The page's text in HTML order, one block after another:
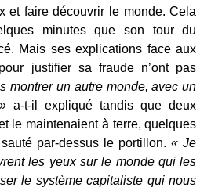
et faire découvrir le monde. Cela
minutes que son tour du
Mais ses explications face aux
justifier sa fraude n’ont pas
montrer un autre monde, avec un
a-t-il expliqué tandis que deux
le maintenaient à terre, quelques
par-dessus le portillon.« Je
les yeux sur le monde qui les
le système capitaliste qui nous